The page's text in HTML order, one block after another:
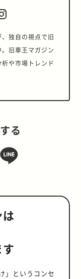
独自の視点で旧
旧車王マガジン
や市場トレンド
る
」というコンセ